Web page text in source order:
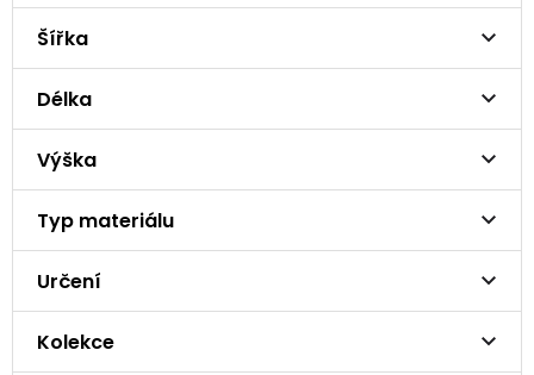
Šířka
Délka
Výška
Typ materiálu
Určení
Kolekce